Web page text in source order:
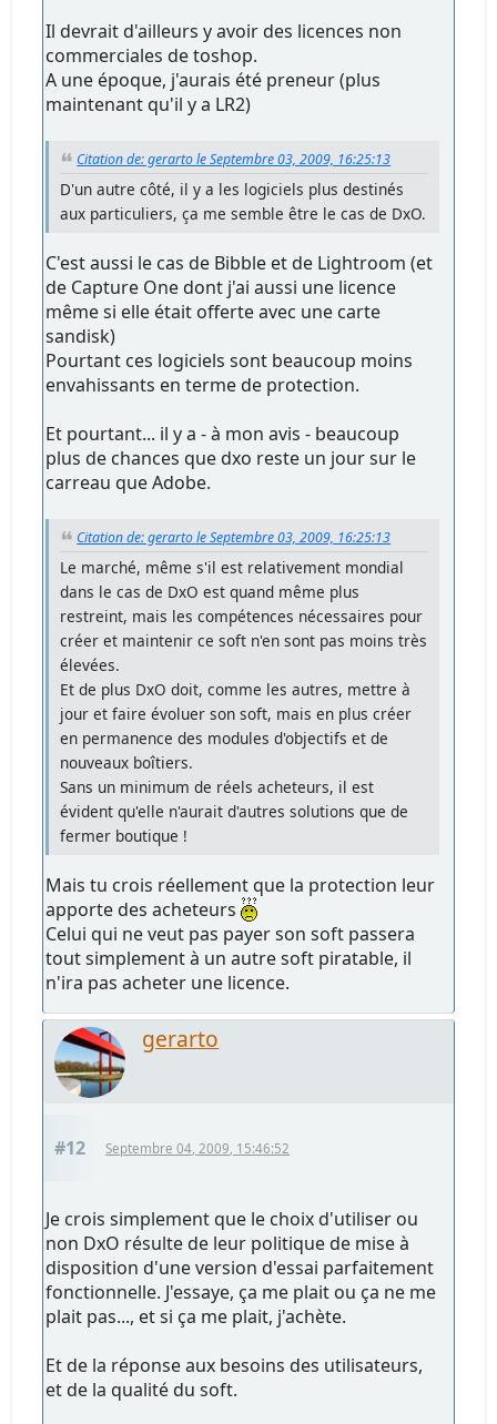
Il devrait d'ailleurs y avoir des licences non
commerciales de toshop.
A une époque, j'aurais été preneur (plus
maintenant qu'il y a LR2)
Citation de: gerarto le Septembre 03, 2009, 16:25:13
D'un autre côté, il y a les logiciels plus destinés
aux particuliers, ça me semble être le cas de DxO.
C'est aussi le cas de Bibble et de Lightroom (et
de Capture One dont j'ai aussi une licence
même si elle était offerte avec une carte
sandisk)
Pourtant ces logiciels sont beaucoup moins
envahissants en terme de protection.
Et pourtant... il y a - à mon avis - beaucoup
plus de chances que dxo reste un jour sur le
carreau que Adobe.
Citation de: gerarto le Septembre 03, 2009, 16:25:13
Le marché, même s'il est relativement mondial
dans le cas de DxO est quand même plus
restreint, mais les compétences nécessaires pour
créer et maintenir ce soft n'en sont pas moins très
élevées.
Et de plus DxO doit, comme les autres, mettre à
jour et faire évoluer son soft, mais en plus créer
en permanence des modules d'objectifs et de
nouveaux boîtiers.
Sans un minimum de réels acheteurs, il est
évident qu'elle n'aurait d'autres solutions que de
fermer boutique !
Mais tu crois réellement que la protection leur
apporte des acheteurs
Celui qui ne veut pas payer son soft passera
tout simplement à un autre soft piratable, il
n'ira pas acheter une licence.
gerarto
#12 Septembre 04, 2009, 15:46:52
Je crois simplement que le choix d'utiliser ou
non DxO résulte de leur politique de mise à
disposition d'une version d'essai parfaitement
fonctionnelle. J'essaye, ça me plait ou ça ne me
plait pas..., et si ça me plait, j'achète.
Et de la réponse aux besoins des utilisateurs,
et de la qualité du soft.